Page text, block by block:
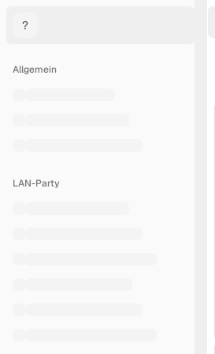
?
Allgemein
LAN-Party